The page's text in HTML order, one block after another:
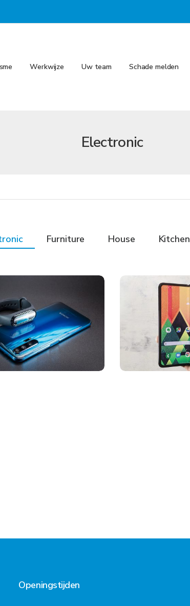
Werkwijze Uw team Schade melden
Electronic
Furniture House Kitchen
Openingstijden